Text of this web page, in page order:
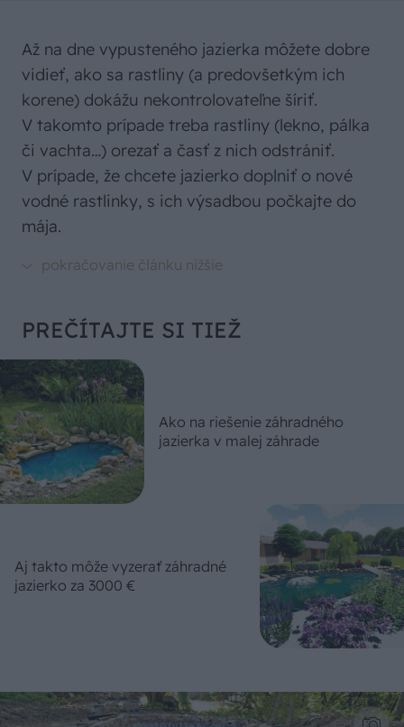
Až na dne vypusteného jazierka môžete dobre
vidieť, ako sa rastliny (a predovšetkým ich
korene) dokážu nekontrolovateľne šíriť.
V takomto prípade treba rastliny (lekno, pálka
či vachta…) orezať a časť z nich odstrániť.
V prípade, že chcete jazierko doplniť o nové
vodné rastlinky, s ich výsadbou počkajte do
mája.
PREČÍTAJTE SI TIEŽ
Ako na riešenie záhradného
jazierka v malej záhrade
Aj takto môže vyzerať záhradné
jazierko za 3000 €